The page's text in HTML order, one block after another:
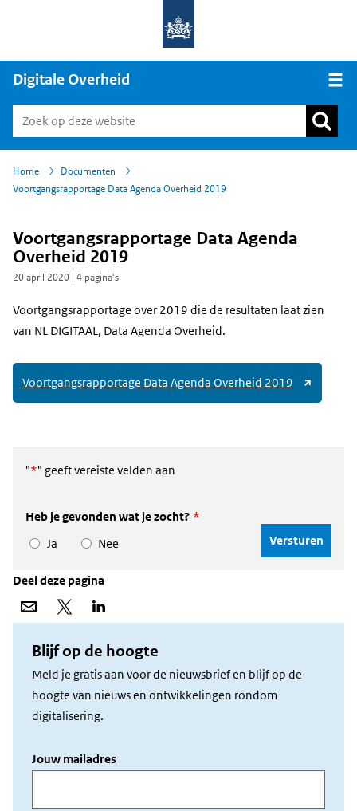
Digitale Overheid
Home
› Documenten
›
Voortgangsrapportage Data Agenda Overheid 2019
Voortgangsrapportage Data Agenda
Overheid 2019
20 april 2020 | 4 pagina's
Voortgangsrapportage over 2019 die de resultaten laat zien
van NL DIGITAAL, Data Agenda Overheid.
Voortgangsrapportage Data Agenda Overheid 2019 (link
naar
"*" geeft vereiste velden aan
Heb je gevonden wat je zocht? *
Ja
Nee
Deel deze pagina
Deel
e-
Deel
X
LinkedIn
Blijf op de hoogte
Meld je gratis aan voor de nieuwsbrief en blijf op de
hoogte van nieuws en ontwikkelingen rondom
digitalisering.
Jouw mailadres